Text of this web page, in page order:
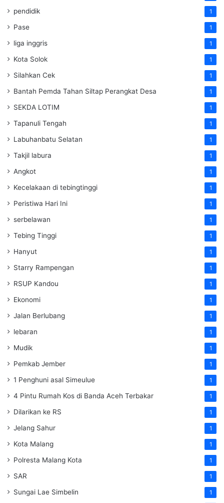
pendidik 1
Pase 1
liga inggris 1
Kota Solok 1
Silahkan Cek 1
Bantah Pemda Tahan Siltap Perangkat Desa 1
SEKDA LOTIM 1
Tapanuli Tengah 1
Labuhanbatu Selatan 1
Takjil labura 1
Angkot 1
Kecelakaan di tebingtinggi 1
Peristiwa Hari Ini 1
serbelawan 1
Tebing Tinggi 1
Hanyut 1
Starry Rampengan 1
RSUP Kandou 1
Ekonomi 1
Jalan Berlubang 1
lebaran 1
Mudik 1
Pemkab Jember 1
1 Penghuni asal Simeulue 1
4 Pintu Rumah Kos di Banda Aceh Terbakar 1
Dilarikan ke RS 1
Jelang Sahur 1
Kota Malang 1
Polresta Malang Kota 1
SAR 1
Sungai Lae Simbelin 1